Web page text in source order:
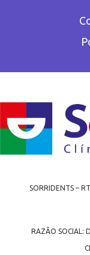
SORRIDENTS –
RAZÃO SOCIAL: